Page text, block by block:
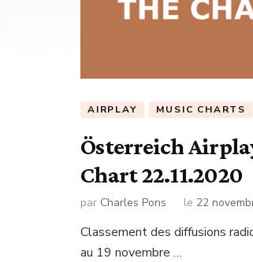
AIRPLAY MUSIC CHARTS
Österreich
Chart 22.11.2020
par Charles Pons le 22
Classement des diffusions
au 19 novembre …